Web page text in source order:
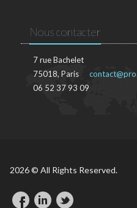
Nous contacter
7 rue Bachelet
75018, Paris
06 52 37 93 09
2026 © All Rights Reserved.